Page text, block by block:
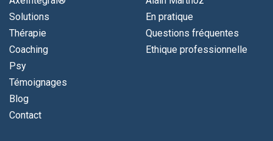
Solutions
Thérapie
Coaching
Psy
Témoignages
Blog
Contact
En pratique
Questions fréquentes
Ethique professionnelle